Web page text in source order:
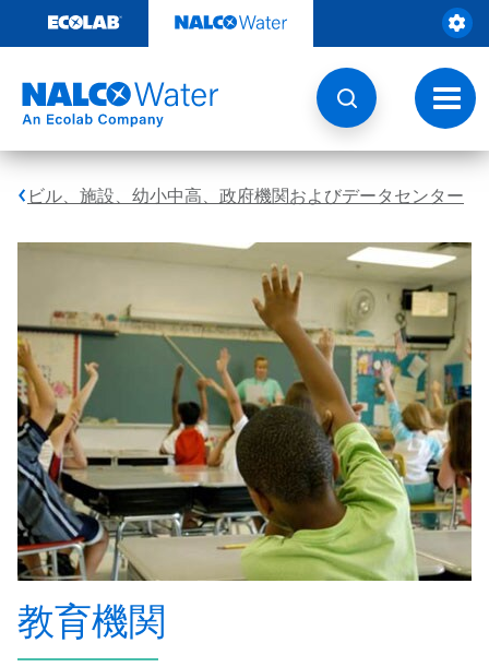
テ
る
ト
グ
ル
ナ
ゲ
ョ
ン
ビル、施設、幼小中高、政府機関およびデータセンター
教育機関